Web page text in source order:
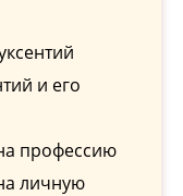
и его
профессию
личную